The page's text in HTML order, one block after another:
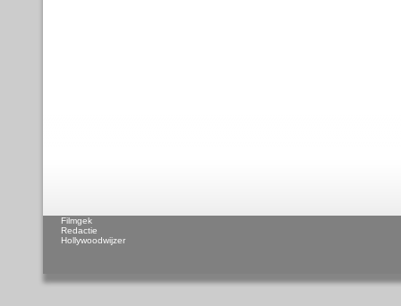
Filmgek
Redactie
Hollywoodwijzer